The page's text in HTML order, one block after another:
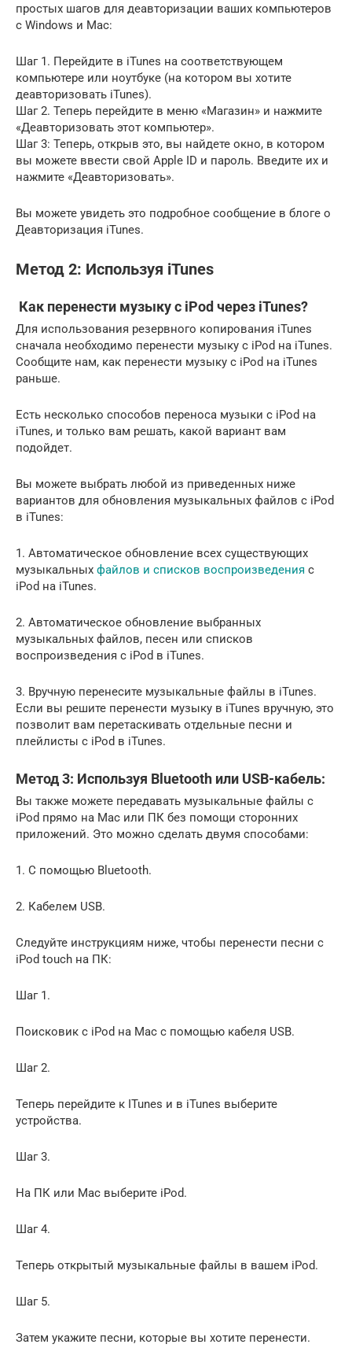
простых шагов для деавторизации ваших компьютеров
с Windows и Mac:
Шаг 1. Перейдите в iTunes на соответствующем
компьютере или ноутбуке (на котором вы хотите
деавторизовать iTunes).
Шаг 2. Теперь перейдите в меню «Магазин» и нажмите
«Деавторизовать этот компьютер».
Шаг 3: Теперь, открыв это, вы найдете окно, в котором
вы можете ввести свой Apple ID и пароль. Введите их и
нажмите «Деавторизовать».
Вы можете увидеть это подробное сообщение в блоге о
Деавторизация iTunes.
Метод 2: Используя iTunes
Как перенести музыку с iPod через iTunes?
Для использования резервного копирования iTunes
сначала необходимо перенести музыку с iPod на iTunes.
Сообщите нам, как перенести музыку с iPod на iTunes
раньше.
Есть несколько способов переноса музыки с iPod на
iTunes, и только вам решать, какой вариант вам
подойдет.
Вы можете выбрать любой из приведенных ниже
вариантов для обновления музыкальных файлов с iPod
в iTunes:
1. Автоматическое обновление всех существующих
музыкальных файлов и списков воспроизведения с
iPod на iTunes.
2. Автоматическое обновление выбранных
музыкальных файлов, песен или списков
воспроизведения с iPod в iTunes.
3. Вручную перенесите музыкальные файлы в iTunes.
Если вы решите перенести музыку в iTunes вручную, это
позволит вам перетаскивать отдельные песни и
плейлисты с iPod в iTunes.
Метод 3: Используя Bluetooth или USB-кабель:
Вы также можете передавать музыкальные файлы с
iPod прямо на Mac или ПК без помощи сторонних
приложений. Это можно сделать двумя способами:
1. С помощью Bluetooth.
2. Кабелем USB.
Следуйте инструкциям ниже, чтобы перенести песни с
iPod touch на ПК:
Шаг 1.
Поисковик с iPod на Mac с помощью кабеля USB.
Шаг 2.
Теперь перейдите к ITunes и в iTunes выберите
устройства.
Шаг 3.
На ПК или Mac выберите iPod.
Шаг 4.
Теперь открытый музыкальные файлы в вашем iPod.
Шаг 5.
Затем укажите песни, которые вы хотите перенести.